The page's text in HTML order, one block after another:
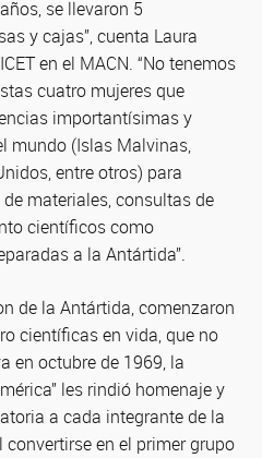
se llevaron 5
y cajas”, cuenta Laura
en el MACN. “No tenemos
cuatro mujeres que
importantísimas y
mundo (Islas Malvinas,
entre otros) para
materiales, consultas de
científicos como
a la Antártida”.
de la Antártida, comenzaron
científicas en vida, que no
en octubre de 1969, la
les rindió homenaje y
a cada integrante de la
en el primer grupo